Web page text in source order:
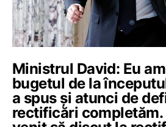
Ministrul David: Eu
bugetul de la
a spus și atunci de
rectificări completăm.